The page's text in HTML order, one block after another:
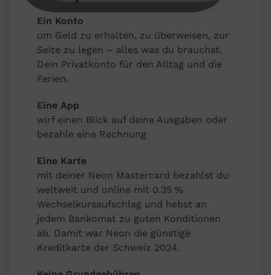
Ein Konto
um Geld zu erhalten, zu überweisen, zur
Seite zu legen – alles was du brauchst.
Dein Privatkonto für den Alltag und die
Ferien.
Eine App
wirf einen Blick auf deine Ausgaben oder
bezahle eine Rechnung
Eine Karte
mit deiner Neon Mastercard bezahlst du
weltweit und online mit 0.35 %
Wechselkursaufschlag und hebst an
jedem Bankomat zu guten Konditionen
ab. Damit war Neon die günstige
Kreditkarte der Schweiz 2024.